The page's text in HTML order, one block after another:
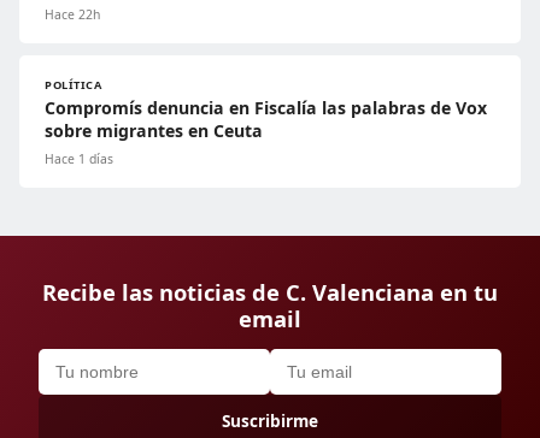
Hace 22h
POLÍTICA
Compromís denuncia en Fiscalía las palabras de Vox
sobre migrantes en Ceuta
Hace 1 días
Recibe las noticias de C. Valenciana en tu
email
Suscribirme